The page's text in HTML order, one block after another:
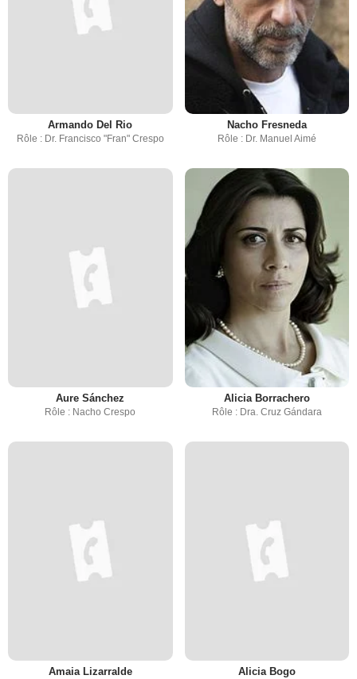
Armando Del Rio
Rôle : Dr. Francisco "Fran" Crespo
Nacho Fresneda
Rôle : Dr. Manuel Aimé
Aure Sánchez
Rôle : Nacho Crespo
Alicia Borrachero
Rôle : Dra. Cruz Gándara
Amaia Lizarralde Alicia Bogo